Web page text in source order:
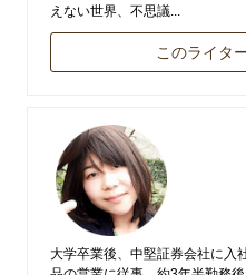
えない世界、不思議...
このライタ
大学卒業後、中堅証券会社に入